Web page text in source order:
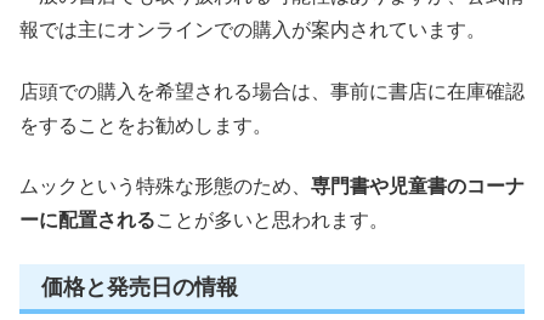
報では主にオンラインでの購入が案内されています。
店頭での購入を希望される場合は、事前に書店に在庫確認
をすることをお勧めします。
ムックという特殊な形態のため、 専門書や児童書のコーナ
ーに配置されることが多いと思われます。
価格と発売日の情報